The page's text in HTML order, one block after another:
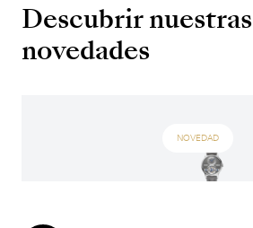
Descubrir nuestras
novedades
NOVEDAD